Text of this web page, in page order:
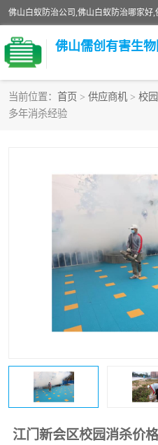
当前位置： 首页 > 供应商机 > 校
多年消杀经验
江门新会区校园消杀价
白蚁消杀
害虫防治